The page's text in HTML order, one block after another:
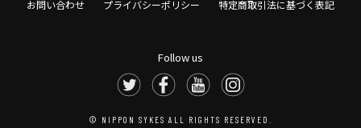
お問い合わせ プライバシーポリシー 特定商取引法に基づく表記
Follow us
© NIPPON SYKES ALL RIGHTS RESERVED.